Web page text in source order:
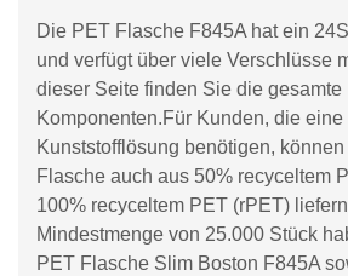
Die PET Flasche F845A hat ein
und verfügt über viele Verschlüsse
dieser Seite finden Sie die
Komponenten.Für Kunden, die
Kunststofflösung benötigen,
Flasche auch aus 50% recyceltem
100% recyceltem PET (rPET)
Mindestmenge von 25.000 Stück
PET Flasche Slim Boston F845A